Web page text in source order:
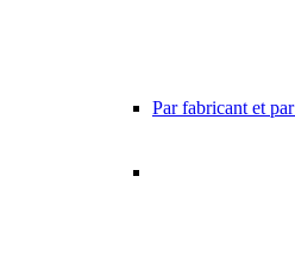
Par fabricant et